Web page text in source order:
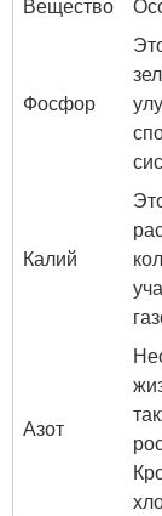
Фосфор
Калий
Азот